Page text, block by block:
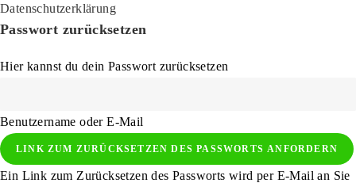
Datenschutzerklärung
Passwort zurücksetzen
Hier kannst du dein Passwort zurücksetzen
Benutzername oder E-Mail
LINK ZUM ZURÜCKSETZEN DES PASSWORTS ANFORDERN
Ein Link zum Zurücksetzen des Passworts wird per E-Mail an Sie